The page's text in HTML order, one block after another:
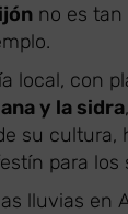
no es
local, con
y la sidra
su cultura,
para los
lluvias en